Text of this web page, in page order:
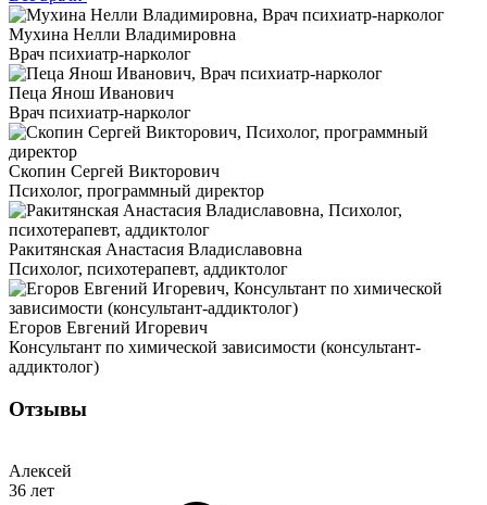
Мухина Нелли Владимировна
Врач психиатр-нарколог
Пеца Янош Иванович
Врач психиатр-нарколог
Скопин Сергей Викторович
Психолог, программный директор
Ракитянская Анастасия Владиславовна
Психолог, психотерапевт, аддиктолог
Егоров Евгений Игоревич
Консультант по химической зависимости (консультант-
аддиктолог)
Отзывы
Алексей
36 лет